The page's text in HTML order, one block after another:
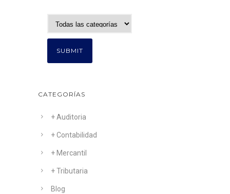
CATEGORÍAS
+ Auditoria
+ Contabilidad
+ Mercantil
+ Tributaria
Blog